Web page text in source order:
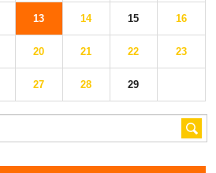
13 14 15 16
20 21 22 23
27 28 29